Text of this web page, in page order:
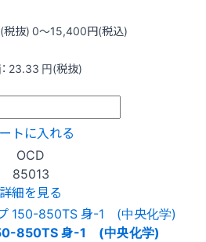
税抜)0〜15,400円(税込)
23.33 円(税抜)
トに入れる
OCD
85013
詳細を見る
850TS 身-1 (中央化学)